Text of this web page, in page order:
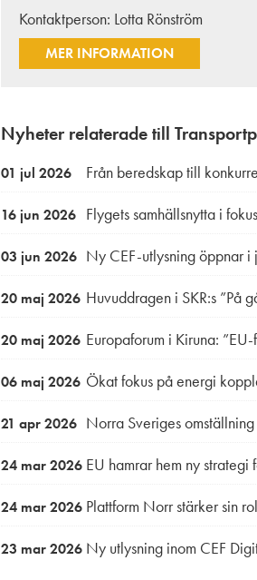
Kontaktperson: Lotta Rönström
MER INFORMATION
Nyheter relaterade till
01 jul 2026 Från beredskap till
16 jun 2026 Flygets samhällsnytta i
03 jun 2026 Ny CEF-utlysning öppnar
20 maj 2026 Huvuddragen i SKR:s ”På
20 maj 2026 Europaforum i Kiruna:
06 maj 2026 Ökat fokus på energi
21 apr 2026 Norra Sveriges
24 mar 2026 EU hamrar hem ny
24 mar 2026 Plattform Norr stärker sin
23 mar 2026 Ny utlysning inom CEF